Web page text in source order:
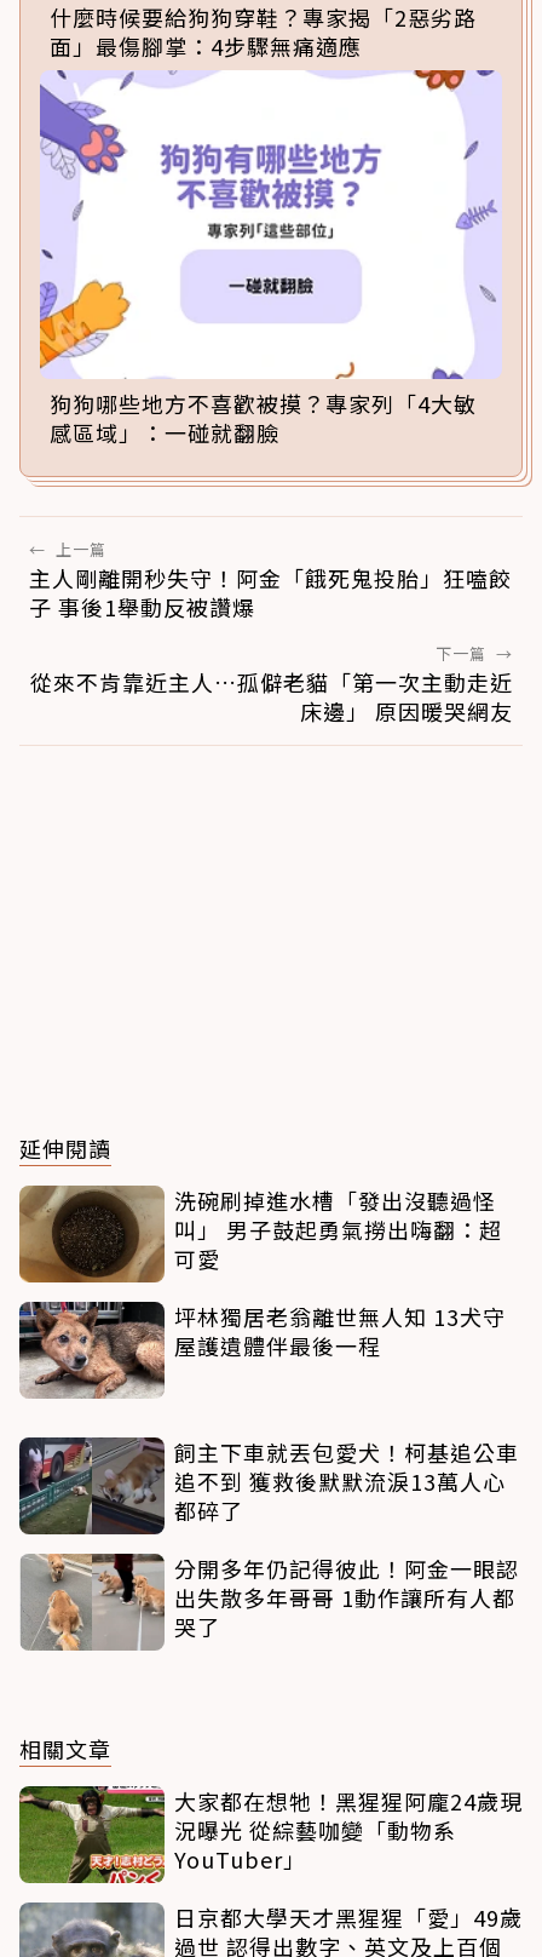
什麼時候要給狗狗穿鞋？專家揭「2惡劣路
面」最傷腳掌：4步驟無痛適應
狗狗哪些地方不喜歡被摸？專家列「4大敏
感區域」：一碰就翻臉
← 上一篇
主人剛離開秒失守！阿金「餓死鬼投胎」狂嗑餃
子 事後1舉動反被讚爆
下一篇 →
從來不肯靠近主人…孤僻老貓「第一次主動走近
床邊」 原因暖哭網友
延伸閱讀
洗碗刷掉進水槽「發出沒聽過怪
叫」 男子鼓起勇氣撈出嗨翻：超
可愛
坪林獨居老翁離世無人知 13犬守
屋護遺體伴最後一程
飼主下車就丟包愛犬！柯基追公車
追不到 獲救後默默流淚13萬人心
都碎了
分開多年仍記得彼此！阿金一眼認
出失散多年哥哥 1動作讓所有人都
哭了
相關文章
大家都在想牠！黑猩猩阿龐24歲現
況曝光 從綜藝咖變「動物系
YouTuber」
日京都大學天才黑猩猩「愛」49歲
過世 認得出數字、英文及上百個